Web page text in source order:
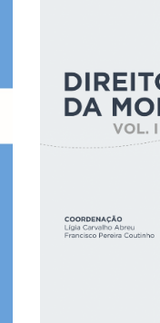
Direito da
FULL
CLICK